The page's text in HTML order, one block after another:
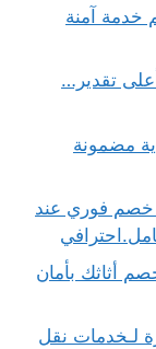
مكة بـ35%خصم خدمة آمنة
تقدير…
حماية مضمونة
بحي السويدي..100ريال خصم فوري عند
جدة الى الرياض بـ35%خصم أثاثك بأمان
لـخدمات نقل